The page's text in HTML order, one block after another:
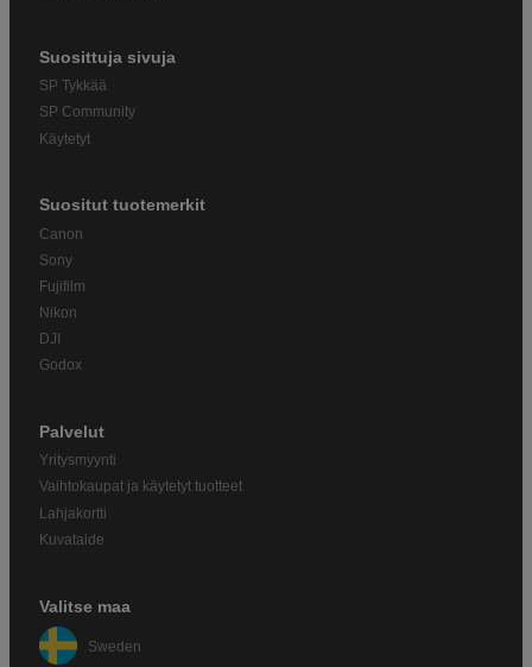
Suosittuja sivuja
SP Tykkää
SP Community
Käytetyt
Suositut tuotemerkit
Canon
Sony
Fujifilm
Nikon
DJI
Godox
Palvelut
Yritysmyynti
Vaihtokaupat ja käytetyt tuotteet
Lahjakortti
Kuvataide
Valitse maa
Sweden